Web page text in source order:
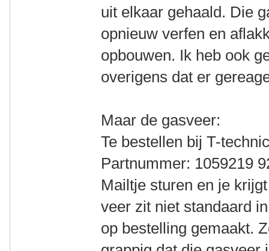
uit elkaar gehaald. Die
opnieuw verfen en
opbouwen. Ik heb ook
overigens dat er
Maar de gasveer:
Te bestellen bij T-
Partnummer: 1059219
Mailtje sturen en je
veer zit niet standaard
op bestelling gemaakt.